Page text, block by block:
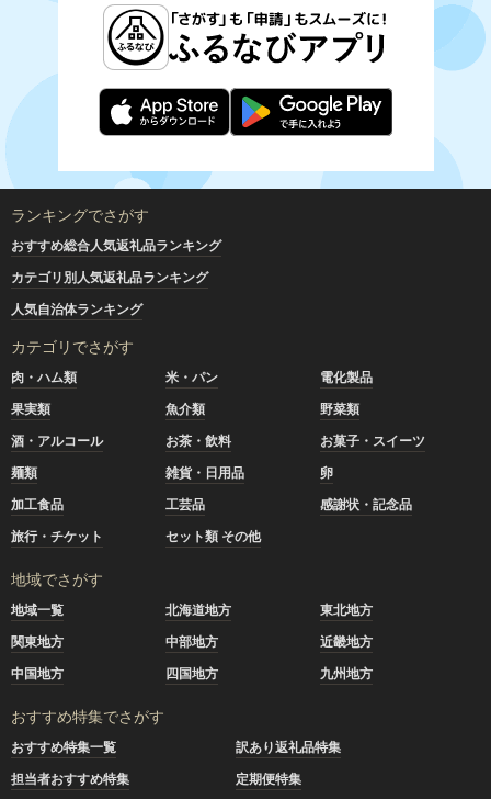
ランキングでさがす
おすすめ総合人気返礼品ランキング
カテゴリ別人気返礼品ランキング
人気自治体ランキング
カテゴリでさがす
肉・ハム類 米・パン
電化製品
果実類
魚介類
野菜類
酒・アルコール
お茶・飲料
お菓子・スイーツ
麺類
雑貨・日用品
卵
加工食品
工芸品
感謝状・記念品
旅行・チケット
セット類 その他
地域でさがす
地域一覧 北海道地方
東北地方
関東地方
中部地方
近畿地方
中国地方
四国地方 九州地方
おすすめ特集でさがす
おすすめ特集一覧
訳あり返礼品特集
担当者おすすめ特集
定期便特集